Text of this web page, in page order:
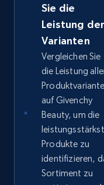
Rating, Reviews
more.
2.4K+
Amazon
Title, Seller
price, Currency,
Sie die
Leistung der
Varianten
Vergleichen Sie
die Leistung
auf Givenchy
Beauty, um die
Produkte zu
identifizieren,
Sortiment zu